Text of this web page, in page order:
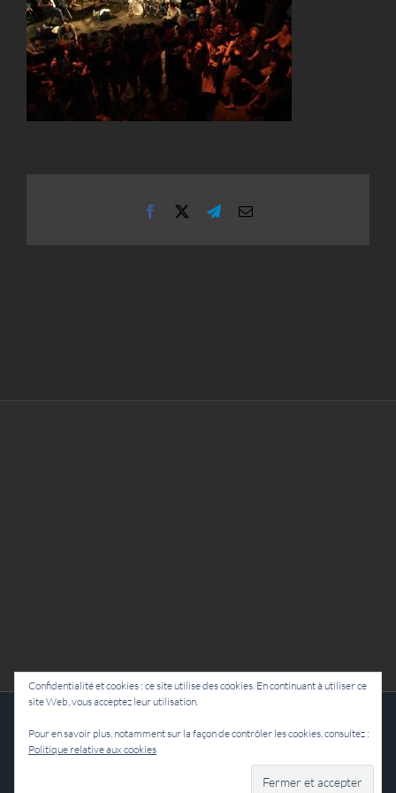
Facebook TelegramEmail
Facebook
Confidentialité et cookies : ce site utilise des cookies. En continuant à utiliser ce
site Web, vous acceptez leur utilisation.
Pour en savoir plus, notamment sur la façon de contrôler les cookies, consultez :
Politique relative aux cookies